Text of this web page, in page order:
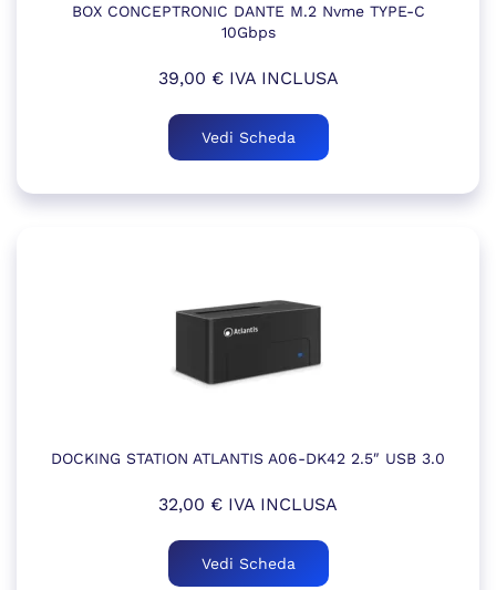
BOX CONCEPTRONIC DANTE M.2 Nvme TYPE-C
10Gbps
39,00 €IVA INCLUSA
Vedi Scheda
DOCKING STATION ATLANTIS A06-DK42 2.5″ USB 3.0
32,00 € IVA INCLUSA
Vedi Scheda